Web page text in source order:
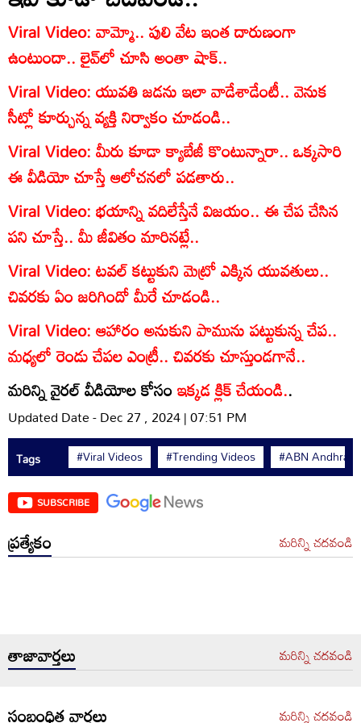
Viral Video: వామ్మో.. పులి వేట ఇంత దారుణంగా
ఉంటుందా.. లైవ్‌లో చూసి అంతా షాక్..
Viral Video: యువతి జడను ఇలా వాడేశాడేంటీ.. వెనుక
సీట్లో కూర్చున్న వ్యక్తి నిర్వాకం చూడండి..
Viral Video: మీరు కూడా క్యాబేజీ కొంటున్నారా.. ఒక్కసారి
ఈ వీడియో చూస్తే ఆలోచనలో పడతారు..
Viral Video: భయాన్ని వదిలేస్తేనే విజయం.. ఈ చేప చేసిన
పని చూస్తే.. మీ జీవితం మారినట్లే..
Viral Video: టవల్ కట్టుకుని మెట్రో ఎక్కిన యువతులు..
చివరకు ఏం జరిగిందో మీరే చూడండి..
Viral Video: ఆహారం అనుకుని పామును పట్టుకున్న చేప..
మధ్యలో రెండు చేపల ఎంట్రీ.. చివరకు చూస్తుండగానే..
మరిన్ని వైరల్ వీడియోల కోసంఇక్కడ క్లిక్ చేయండి..
Updated Date - Dec 27 , 2024 | 07:51 PM
Tags #Viral Videos #Trending Videos #ABN
SUBSCRIBE
ప్రత్యేకం మరిన్ని చదవండి
తాజావార్తలు మరిన్ని చదవండి
సంబంధిత వార్తలు మరిన్ని చదవండి